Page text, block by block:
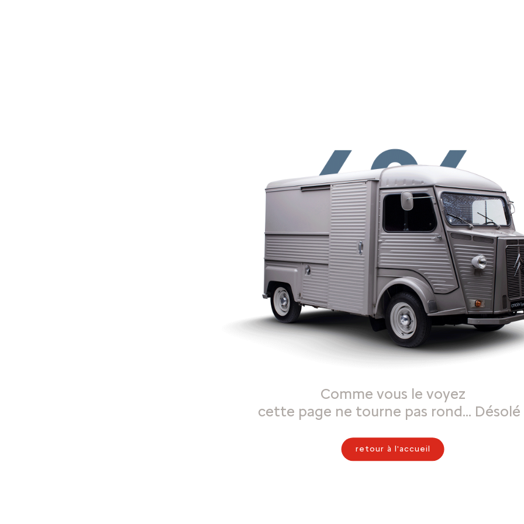
Comme vous le voyez
cette page ne tourne pas rond… Désolé
retour à l'accueil